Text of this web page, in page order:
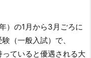
）の1月から3月ごろに
（一般入試）で、
ていると優遇される大